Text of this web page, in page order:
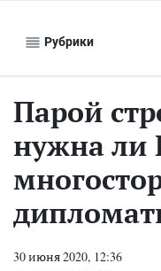
Рубрики
Парой
нужна ли
30 июня 2020, 12:36